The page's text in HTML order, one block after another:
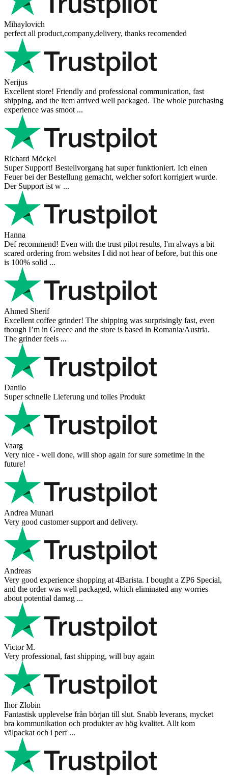
Mihaylovich
perfect all product,company,delivery, thanks recomended
Nerijus
Excellent store! Friendly and professional communication, fast
shipping, and the item arrived well packaged. The whole purchasing
experience was smoot ...
Richard Möckel
Super Support! Bestellvorgang hat super funktioniert. Ich einen
Feuer bei der Bestellung gemacht, welcher sofort korrigiert wurde.
Der Support ist w ...
Hanna
Def recommend! Even with the trust pilot results, I'm always a bit
scared ordering from websites I did not hear of before, but this one
is 100% solid ...
Ahmed Sherif
Excellent coffee grinder! The shipping was surprisingly fast, even
though I’m in Greece and the store is based in Romania/Austria.
The grinder feels ...
Danilo
Super schnelle Lieferung und tolles Produkt
Vaarg
Very nice - well done, will shop again for sure sometime in the
future!
Andrea Munari
Very good customer support and delivery.
Andreas
Very good experience shopping at 4Barista. I bought a ZP6 Special,
and the order was well packaged, which eliminated any worries
about potential damag ...
Victor M.
Very professional, fast shipping, will buy again
Ihor Zlobin
Fantastisk upplevelse från början till slut. Snabb leverans, mycket
bra kommunikation och produkter av hög kvalitet. Allt kom
välpackat och i perf ...